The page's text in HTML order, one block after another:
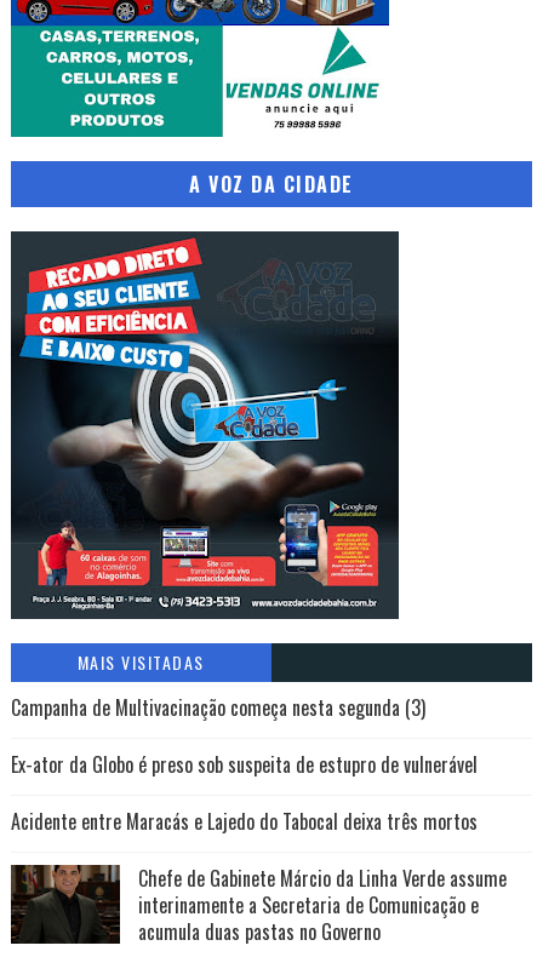
A VOZ DA CIDADE
MAIS VISITADAS
Campanha de Multivacinação começa nesta segunda (3)
Ex-ator da Globo é preso sob suspeita de estupro de vulnerável
Acidente entre Maracás e Lajedo do Tabocal deixa três mortos
Chefe de Gabinete Márcio da Linha Verde assume
interinamente a Secretaria de Comunicação e
acumula duas pastas no Governo